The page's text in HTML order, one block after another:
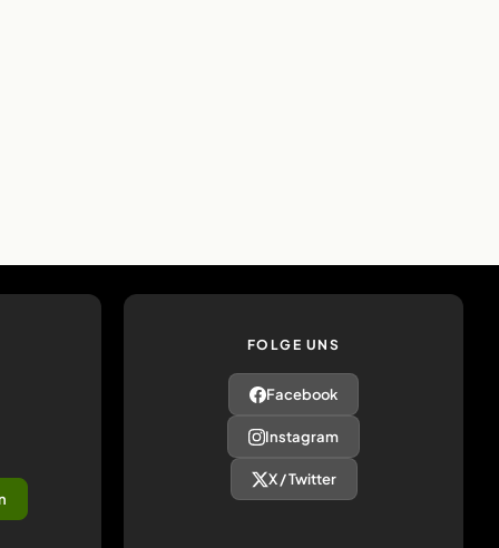
FOLGE UNS
Facebook
Instagram
X / Twitter